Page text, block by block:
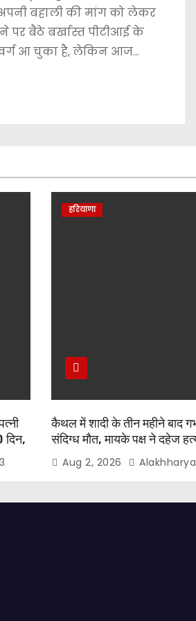
अपनी बहाली की मांग को लेकर
पर बैठे बर्खास्त पीटीआई के
वर्ग आ चुका है, लेकिन आज…
दिन,
हरियाणा
कैथल में शादी के तीन महीने बाद
संदिग्ध मौत, मायके पक्ष ने दहेज
आरोपAug 2, 2026